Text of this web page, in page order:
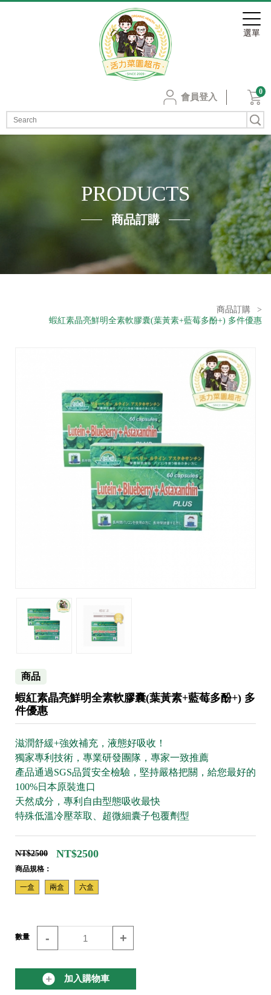
會員登入
0
PRODUCTS
商品訂購
商品訂購
>
蝦紅素晶亮鮮明全素軟膠囊(葉黃素+藍莓多酚+) 多件優惠
商品
蝦紅素晶亮鮮明全素軟膠囊(葉黃素+藍莓多酚+) 多
件優惠
滋潤舒緩+強效補充，液態好吸收！
獨家專利技術，專業研發團隊，專家一致推薦
產品通過SGS品質安全檢驗，堅持嚴格把關，給您最好的
100%日本原裝進口
天然成分，專利自由型態吸收最快
特殊低溫冷壓萃取、超微細囊子包覆劑型
NT$2500 NT$2500
商品規格：
一盒 兩盒 六盒
數量 - +
加入購物車